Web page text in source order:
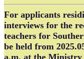
For applicants
interviews for the
teachers for
be held from